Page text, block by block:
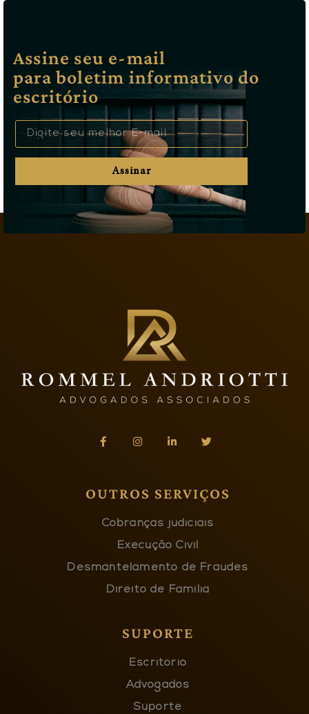
Assine seu e-mail
para boletim informativo do
escritório
Assinar
OUTROS SERVIÇOS
Cobranças judiciais
Execução Civil
Desmantelamento de Fraudes
Direito de Família
SUPORTE
Escritório
Advogados
Suporte